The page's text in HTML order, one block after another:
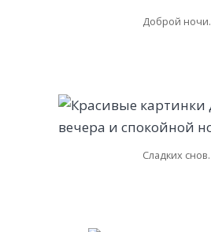
Доброй ночи.
Сладких снов.